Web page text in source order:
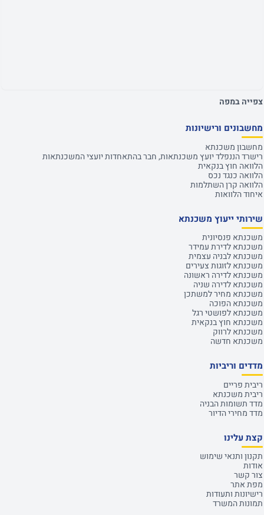
צפייה במפה
מחשבונים ורישיונות
מחשבון משכנתא
רישרד הננפלד יועץ משכנתאות, חבר בהתאחדות יועצי המשכנתאות
הלוואה חוץ בנקאית
הלוואה כנגד נכס
הלוואה קרן השתלמות
איחוד הלוואות
שירותי ייעוץ משכנתא
משכנתא פנסיונית
משכנתא לדירת עמידר
משכנתא לבניה עצמית
משכנתא לזוגות צעירים
משכנתא לדירה ראשונה
משכנתא לדירה שניה
משכנתא מחיר למשתכן
משכנתא הפוכה
משכנתא לפושטי רגל
משכנתא חוץ בנקאית
משכנתא לרווק
משכנתא חדשה
מדדים וריביות
ריבית פריים
ריבית משכנתא
מדד תשומות הבניה
מדד מחירי הדיור
קצת עלינו
תקנון ותנאי שימוש
אודות
צור קשר
מפת אתר
רישיונות ותעודות
תמונות המשרד